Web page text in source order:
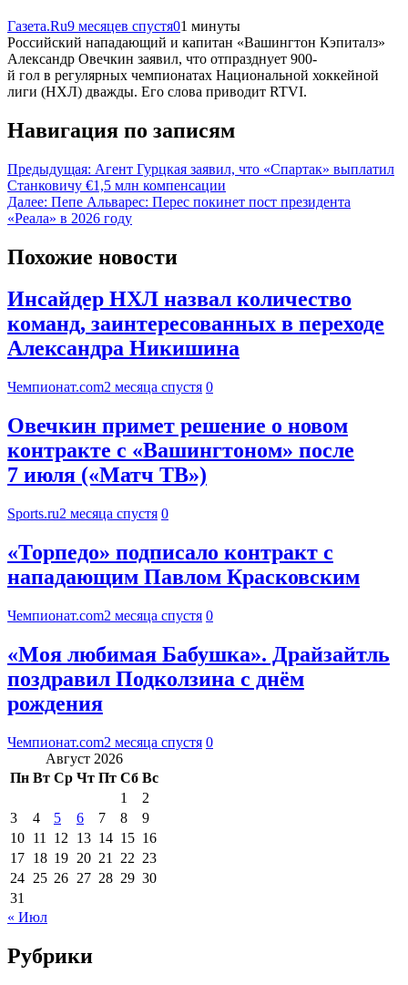
Газета.Ru9 месяцев спустя01 минуты
Российский нападающий и капитан «Вашингтон Кэпиталз»
Александр Овечкин заявил, что отпразднует 900-
й гол в регулярных чемпионатах Национальной хоккейной
лиги (НХЛ) дважды. Его слова приводит RTVI.
Навигация по записям
Предыдущая: Агент Гурцкая заявил, что «Спартак» выплатил
Станковичу €1,5 млн компенсации
Далее: Пепе Альварес: Перес покинет пост президента
«Реала» в 2026 году
Похожие новости
Инсайдер НХЛ назвал количество
команд, заинтересованных в переходе
Александра Никишина
Чемпионат.com2 месяца спустя 0
Овечкин примет решение о новом
контракте с «Вашингтоном» после
7 июля («Матч ТВ»)
Sports.ru2 месяца спустя 0
«Торпедо» подписало контракт с
нападающим Павлом Красковским
Чемпионат.com2 месяца спустя 0
«Моя любимая Бабушка». Драйзайтль
поздравил Подколзина с днём
рождения
Чемпионат.com2 месяца спустя 0
Август 2026
Пн Вт Ср Чт Пт Сб Вс
1
2
3
4 5 6 7 8
9
10 11 12 13 14 15 16
17 18 19 20 21 22 23
24 25 26 27 28 29 30
31
« Июл
Рубрики